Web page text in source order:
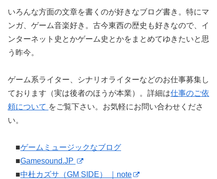
いろんな方面の文章を書くのが好きなブログ書き。特にマ
ンガ、ゲーム音楽好き。古今東西の歴史も好きなので、イ
ンターネット史とかゲーム史とかをまとめてゆきたいと思
う昨今。
ゲーム系ライター、シナリオライターなどのお仕事募集し
ております（実は後者のほうが本業）。詳細は仕事のご依
頼について をご覧下さい。お気軽にお問い合わせくださ
い。
■ゲームミュージックなブログ
■Gamesound.JP
■中杜カズサ（GM SIDE） ｜note